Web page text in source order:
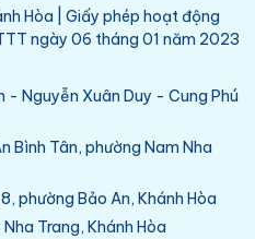
Hòa | Giấy phép hoạt động
ngày 06 tháng 01 năm 2023
- Nguyễn Xuân Duy - Cung Phú
Bình Tân, phường Nam Nha
phường Bảo An, Khánh Hòa
Trang, Khánh Hòa